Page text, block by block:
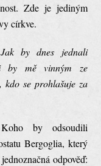
Zde je jediným
církve.
by dnes jednali
by mě vinným ze
kdo se prohlašuje za
by odsoudili
Bergoglia, který
odpověď: